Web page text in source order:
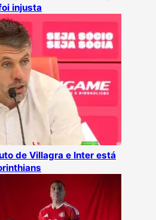
injusta
de Villagra e Inter está